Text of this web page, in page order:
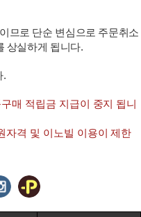
므로 단순 변심으로 주문취소
상실하게 됩니다.
.
매 적립금 지급이 중지 됩니
자격 및 이노빌 이용이 제한